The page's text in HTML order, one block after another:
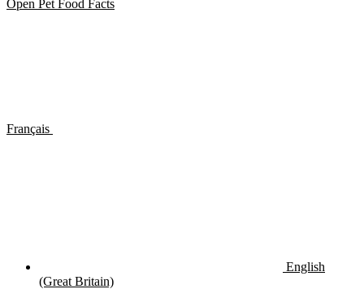
Open Pet Food Facts
Français
English
(Great Britain)